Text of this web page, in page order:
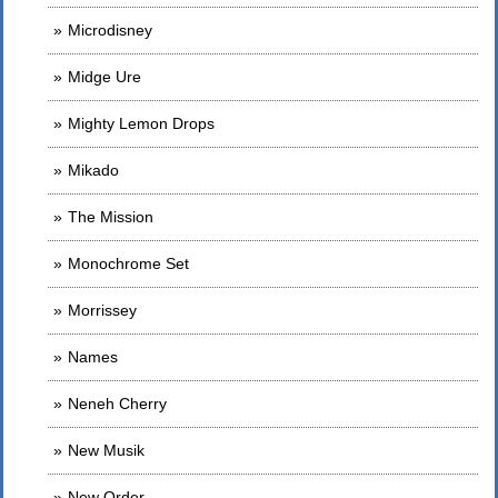
Microdisney
Midge Ure
Mighty Lemon Drops
Mikado
The Mission
Monochrome Set
Morrissey
Names
Neneh Cherry
New Musik